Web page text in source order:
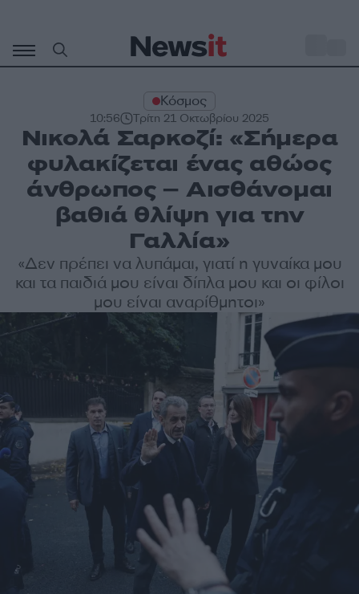
περιεχόμενο
Κόσμος
10:56 Τρίτη 21 Οκτωβρίου 2025
Νικολά Σαρκοζί: «Σήμερα
φυλακίζεται ένας αθώος
άνθρωπος – Αισθάνομαι
βαθιά θλίψη για την
Γαλλία»
«Δεν πρέπει να λυπάμαι, γιατί η γυναίκα μου
και τα παιδιά μου είναι δίπλα μου και οι φίλοι
μου είναι αναρίθμητοι»